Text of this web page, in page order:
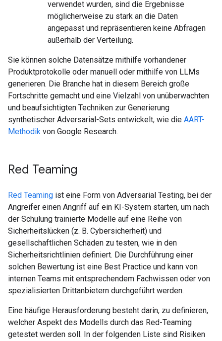
verwendet wurden, sind die Ergebnisse
möglicherweise zu stark an die Daten
angepasst und repräsentieren keine Abfragen
außerhalb der Verteilung.
Sie können solche Datensätze mithilfe vorhandener
Produktprotokolle oder manuell oder mithilfe von LLMs
generieren. Die Branche hat in diesem Bereich große
Fortschritte gemacht und eine Vielzahl von unüberwachten
und beaufsichtigten Techniken zur Generierung
synthetischer Adversarial-Sets entwickelt, wie die AART-
Methodik von Google Research.
Red Teaming
Red Teaming ist eine Form von Adversarial Testing, bei der
Angreifer einen Angriff auf ein KI-System starten, um nach
der Schulung trainierte Modelle auf eine Reihe von
Sicherheitslücken (z. B. Cybersicherheit) und
gesellschaftlichen Schäden zu testen, wie in den
Sicherheitsrichtlinien definiert. Die Durchführung einer
solchen Bewertung ist eine Best Practice und kann von
internen Teams mit entsprechendem Fachwissen oder von
spezialisierten Drittanbietern durchgeführt werden.
Eine häufige Herausforderung besteht darin, zu definieren,
welcher Aspekt des Modells durch das Red-Teaming
getestet werden soll. In der folgenden Liste sind Risiken